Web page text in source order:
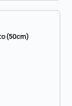
(50cm)